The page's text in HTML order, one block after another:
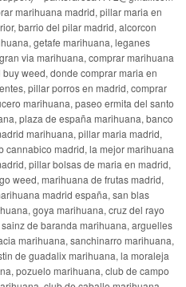
marihuana madrid, pillar maria en
barrio del pilar madrid, alcorcon
getafe marihuana, leganes
via marihuana, comprar marihuana
weed, donde comprar maria en
pillar porros en madrid, comprar
marihuana, paseo ermita del santo
plaza de españa marihuana, banco
marihuana, pillar maria madrid,
cannabico madrid, la mejor marihuana
pillar bolsas de maria en madrid,
weed, marihuana de frutas madrid,
madrid españa, san blas
goya marihuana, cruz del rayo
de baranda marihuana, arguelles
marihuana, sanchinarro marihuana,
de guadalix marihuana, la moraleja
pozuelo marihuana, club de campo